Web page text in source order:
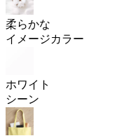
柔らかな
イメージカラー
ホワイト
シーン